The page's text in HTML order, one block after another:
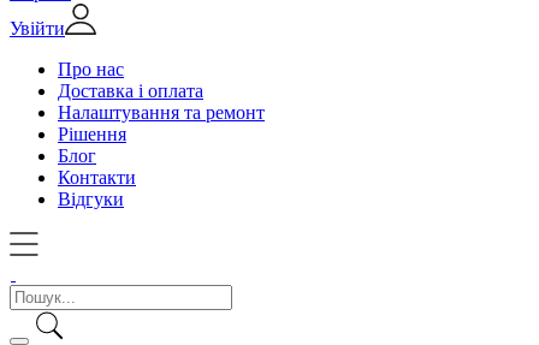
Увійти
Про нас
Доставка і оплата
Налаштування та ремонт
Рішення
Блог
Контакти
Відгуки